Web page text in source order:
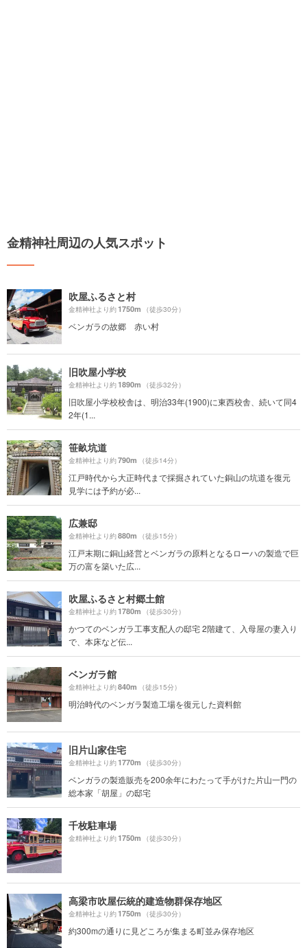
金精神社周辺の人気スポット
吹屋ふるさと村
金精神社より約1750m （徒歩30分）
ベンガラの故郷 赤い村
旧吹屋小学校
金精神社より約1890m （徒歩32分）
旧吹屋小学校校舎は、明治33年(1900)に東西校舎、続いて同4
2年(1...
笹畝坑道
金精神社より約790m （徒歩14分）
江戸時代から大正時代まで採掘されていた銅山の坑道を復元
見学には予約が必...
広兼邸
金精神社より約880m （徒歩15分）
江戸末期に銅山経営とベンガラの原料となるローハの製造で巨
万の富を築いた広...
吹屋ふるさと村郷土館
金精神社より約1780m （徒歩30分）
かつてのベンガラ工事支配人の邸宅 2階建て、入母屋の妻入り
で、本床など伝...
ベンガラ館
金精神社より約840m （徒歩15分）
明治時代のベンガラ製造工場を復元した資料館
旧片山家住宅
金精神社より約1770m （徒歩30分）
ベンガラの製造販売を200余年にわたって手がけた片山一門の
総本家「胡屋」の邸宅
千枚駐車場
金精神社より約1750m （徒歩30分）
高梁市吹屋伝統的建造物群保存地区
金精神社より約1750m （徒歩30分）
約300mの通りに見どころが集まる町並み保存地区